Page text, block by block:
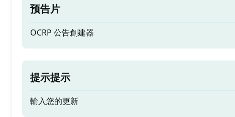
预告片
OCRP 公告創建器
提示提示
輸入您的更新